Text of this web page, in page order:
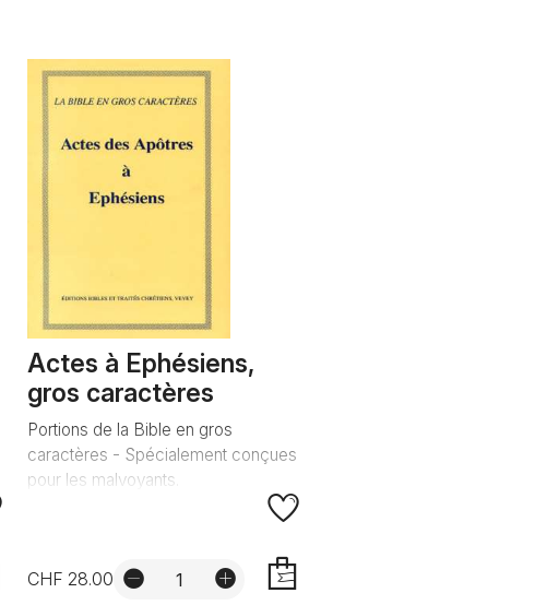
Actes à Ephésiens,
gros caractères
Portions de la Bible en gros
caractères - Spécialement conçues
pour les malvoyants.
CHF 28.00